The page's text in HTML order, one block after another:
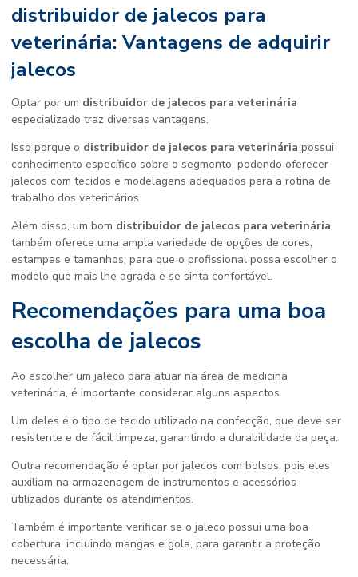
distribuidor de jalecos para
veterinária: Vantagens de adquirir
jalecos
Optar por um distribuidor de jalecos para veterinária
especializado traz diversas vantagens.
Isso porque o distribuidor de jalecos para veterinária possui
conhecimento específico sobre o segmento, podendo oferecer
jalecos com tecidos e modelagens adequados para a rotina de
trabalho dos veterinários.
Além disso, um bom distribuidor de jalecos para veterinária
também oferece uma ampla variedade de opções de cores,
estampas e tamanhos, para que o profissional possa escolher o
modelo que mais lhe agrada e se sinta confortável.
Recomendações para uma boa
escolha de jalecos
Ao escolher um jaleco para atuar na área de medicina
veterinária, é importante considerar alguns aspectos.
Um deles é o tipo de tecido utilizado na confecção, que deve ser
resistente e de fácil limpeza, garantindo a durabilidade da peça.
Outra recomendação é optar por jalecos com bolsos, pois eles
auxiliam na armazenagem de instrumentos e acessórios
utilizados durante os atendimentos.
Também é importante verificar se o jaleco possui uma boa
cobertura, incluindo mangas e gola, para garantir a proteção
necessária.